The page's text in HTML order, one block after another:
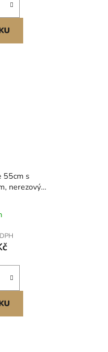
55cm s
nerezový
umyvadlo
s
do myčky
přípravné
bary